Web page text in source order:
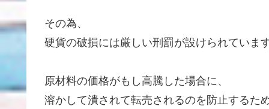
その為、
硬貨の破損には厳しい刑罰が設けられています
原材料の価格がもし高騰した場合に、
溶かして潰されて転売されるのを防止するた